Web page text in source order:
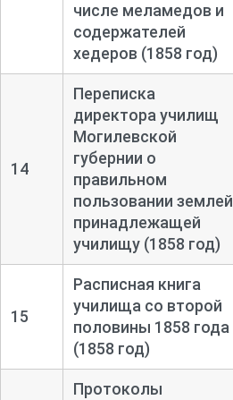
числе меламедов и
содержателей
хедеров (1858 год)
14
Переписка
директора училищ
Могилевской
губернии о
правильном
пользовании землей
принадлежащей
училищу (1858 год)
15
Расписная книга
училища со второй
половины 1858 года
(1858 год)
Протоколы